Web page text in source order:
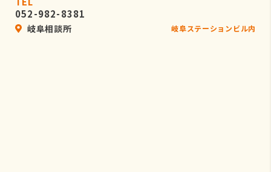
052-982-8381
岐阜相談所 岐阜ステーションビル内